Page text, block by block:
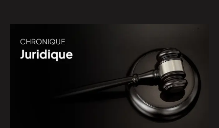
Les fortes pluies ont causé la fermeture préventive du
communauté de Nutashkuan